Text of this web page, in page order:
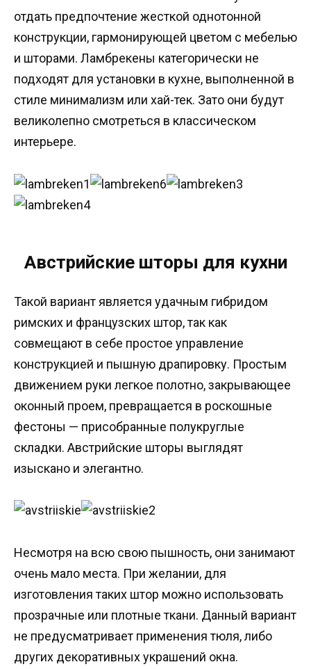
отдать предпочтение жесткой однотонной
конструкции, гармонирующей цветом с мебелью
и шторами. Ламбрекены категорически не
подходят для установки в кухне, выполненной в
стиле минимализм или хай-тек. Зато они будут
великолепно смотреться в классическом
интерьере.
Австрийские шторы для кухни
Такой вариант является удачным гибридом
римских и французских штор, так как
совмещают в себе простое управление
конструкцией и пышную драпировку. Простым
движением руки легкое полотно, закрывающее
оконный проем, превращается в роскошные
фестоны — присобранные полукруглые
складки. Австрийские шторы выглядят
изыскано и элегантно.
Несмотря на всю свою пышность, они занимают
очень мало места. При желании, для
изготовления таких штор можно использовать
прозрачные или плотные ткани. Данный вариант
не предусматривает применения тюля, либо
других декоративных украшений окна.